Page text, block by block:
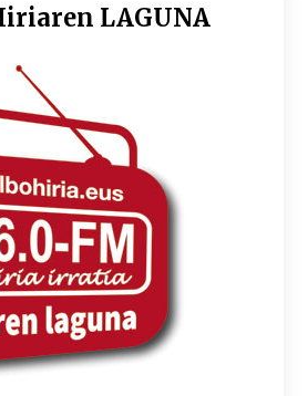
LAGUNA